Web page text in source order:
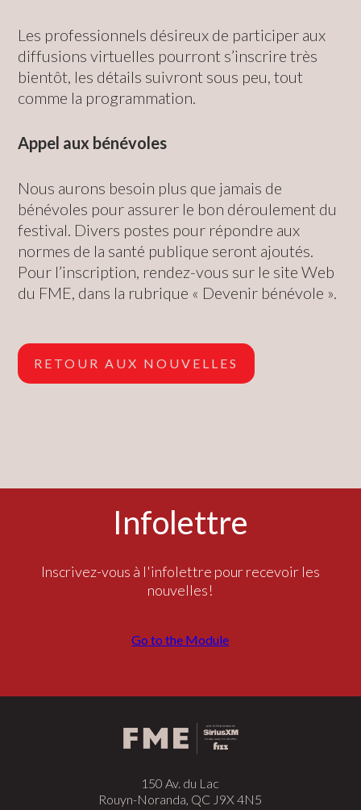
Les professionnels désireux de participer aux
diffusions virtuelles pourront s’inscrire très
bientôt, les détails suivront sous peu, tout
comme la programmation.
Appel aux bénévoles
Nous aurons besoin plus que jamais de
bénévoles pour assurer le bon déroulement du
festival. Divers postes pour répondre aux
normes de la santé publique seront ajoutés.
Pour l’inscription, rendez-vous sur le site Web
du FME, dans la rubrique « Devenir bénévole ».
RETOUR AUX NOUVELLES
Infolettre
Inscrivez-vous à l'infolettre pour recevoir les
nouvelles!
Go to the Module
150 Av. du Lac
Rouyn-Noranda, QC J9X 4N5